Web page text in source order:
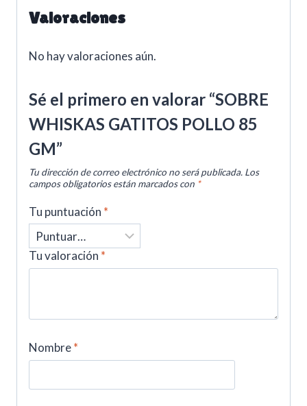
Valoraciones
No hay valoraciones aún.
Sé el primero en valorar “SOBRE
WHISKAS GATITOS POLLO 85
GM”
Tu dirección de correo electrónico no será publicada. Los
campos obligatorios están marcados con *
Tu puntuación *
Tu valoración *
Nombre*